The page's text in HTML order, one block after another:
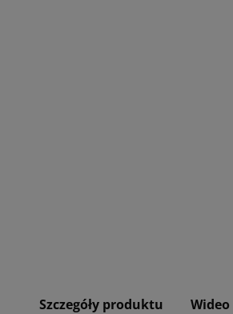
Szczegóły produktu Wideo